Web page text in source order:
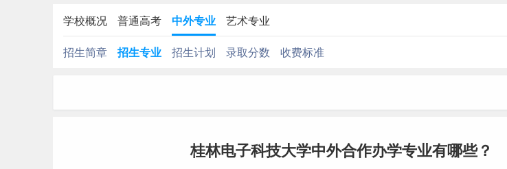
学校概况 普通高考 中外专业 艺术专业
招生简章 招生专业 招生计划 录取分数 收费标准
桂林电子科技大学中外合作办学专业有哪些？